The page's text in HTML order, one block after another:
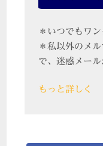
＊いつでもワ
＊私以外のメ
で、迷惑メー
もっと詳しく